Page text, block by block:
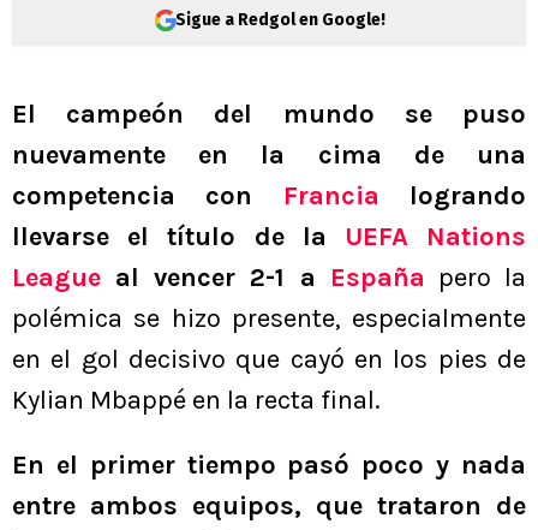
Sigue a Redgol en Google!
El campeón del mundo se puso
nuevamente en la cima de una
competencia con Francia logrando
llevarse el título de la UEFA Nations
League al vencer 2-1 a España pero la
polémica se hizo presente, especialmente
en el gol decisivo que cayó en los pies de
Kylian Mbappé en la recta final.
En el primer tiempo pasó poco y nada
entre ambos equipos, que trataron de